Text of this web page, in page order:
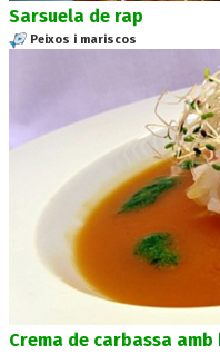
Sarsuela de rap
Peixos i mariscos
Crema de carbassa